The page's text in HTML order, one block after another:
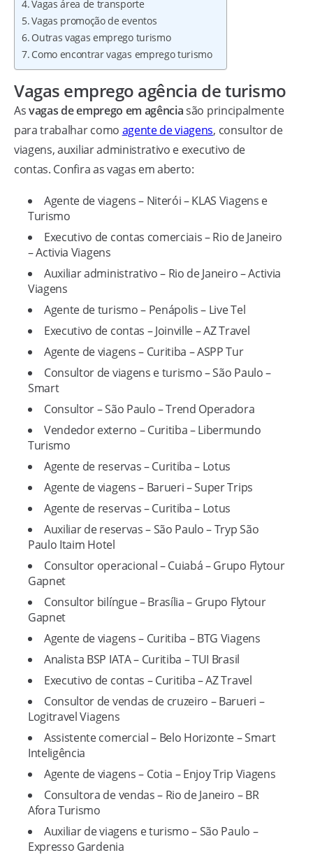
Vagas área de transporte
Vagas promoção de eventos
Outras vagas emprego turismo
Como encontrar vagas emprego turismo
Vagas emprego agência de turismo
Asvagas de emprego em agênciasão principalmente
para trabalhar como agente de viagens, consultor de
viagens, auxiliar administrativo e executivo de
contas. Confira as vagas em aberto:
Agente de viagens – Niterói – KLAS Viagens e
Turismo
Executivo de contas comerciais – Rio de Janeiro
– Activia Viagens
Auxiliar administrativo – Rio de Janeiro – Activia
Viagens
Agente de turismo – Penápolis – Live Tel
Executivo de contas – Joinville – AZ Travel
Agente de viagens – Curitiba – ASPP Tur
Consultor de viagens e turismo – São Paulo –
Smart
Consultor – São Paulo – Trend Operadora
Vendedor externo – Curitiba – Libermundo
Turismo
Agente de reservas – Curitiba – Lotus
Agente de viagens – Barueri – Super Trips
Agente de reservas – Curitiba – Lotus
Auxiliar de reservas – São Paulo – Tryp São
Paulo Itaim Hotel
Consultor operacional – Cuiabá – Grupo Flytour
Gapnet
Consultor bilíngue – Brasília – Grupo Flytour
Gapnet
Agente de viagens – Curitiba – BTG Viagens
Analista BSP IATA – Curitiba – TUI Brasil
Executivo de contas – Curitiba – AZ Travel
Consultor de vendas de cruzeiro – Barueri –
Logitravel Viagens
Assistente comercial – Belo Horizonte – Smart
Inteligência
Agente de viagens – Cotia – Enjoy Trip Viagens
Consultora de vendas – Rio de Janeiro – BR
Afora Turismo
Auxiliar de viagens e turismo – São Paulo –
Expresso Gardenia